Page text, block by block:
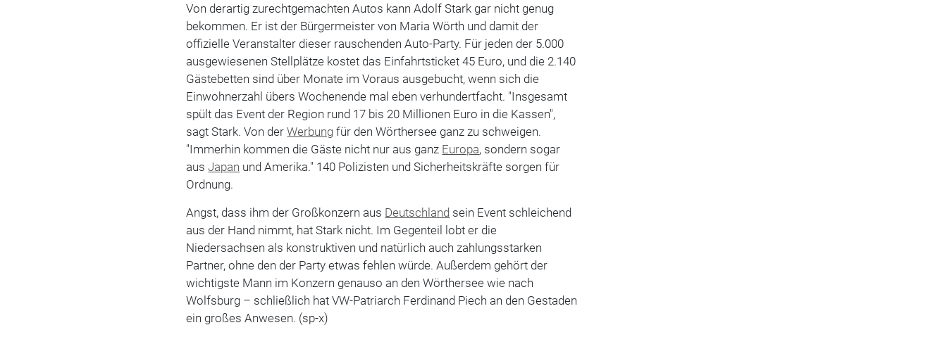
Von derartig zurechtgemachten Autos kann Adolf Stark gar nicht genug
bekommen. Er ist der Bürgermeister von Maria Wörth und damit der
offizielle Veranstalter dieser rauschenden Auto-Party. Für jeden der 5.000
ausgewiesenen Stellplätze kostet das Einfahrtsticket 45 Euro, und die 2.140
Gästebetten sind über Monate im Voraus ausgebucht, wenn sich die
Einwohnerzahl übers Wochenende mal eben verhundertfacht. "Insgesamt
spült das Event der Region rund 17 bis 20 Millionen Euro in die Kassen",
sagt Stark. Von derWerbung für den Wörthersee ganz zu schweigen.
"Immerhin kommen die Gäste nicht nur aus ganz Europa, sondern sogar
ausJapan und Amerika." 140 Polizisten und Sicherheitskräfte sorgen für
Ordnung.
Angst, dass ihm der Großkonzern aus Deutschland sein Event schleichend
aus der Hand nimmt, hat Stark nicht. Im Gegenteil lobt er die
Niedersachsen als konstruktiven und natürlich auch zahlungsstarken
Partner, ohne den der Party etwas fehlen würde. Außerdem gehört der
wichtigste Mann im Konzern genauso an den Wörthersee wie nach
Wolfsburg – schließlich hat VW-Patriarch Ferdinand Piech an den Gestaden
ein großes Anwesen. (sp-x)